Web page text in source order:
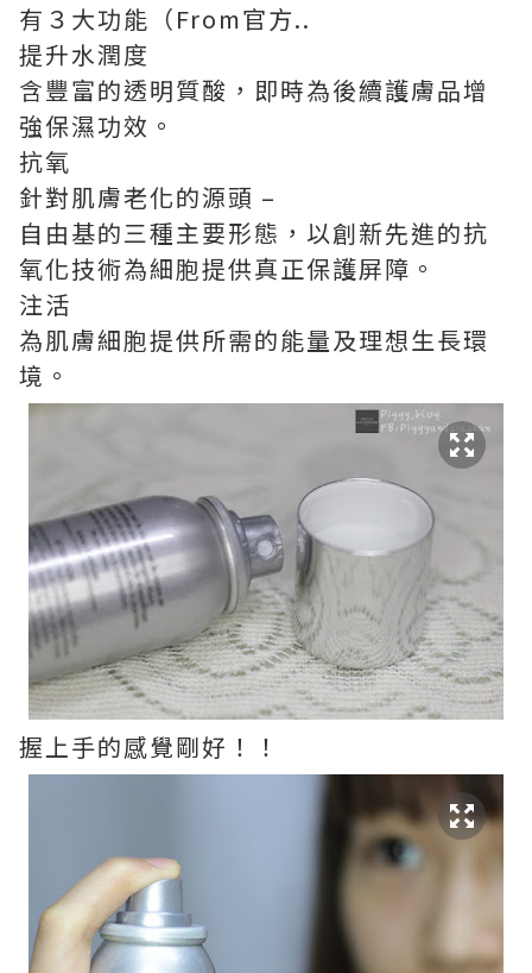
有３大功能（From官方..
提升水潤度
含豐富的透明質酸，即時為後續護膚品增
強保濕功效。
抗氧
針對肌膚老化的源頭 –
自由基的三種主要形態，以創新先進的抗
氧化技術為細胞提供真正保護屏障。
注活
為肌膚細胞提供所需的能量及理想生長環
境。
握上手的感覺剛好！！